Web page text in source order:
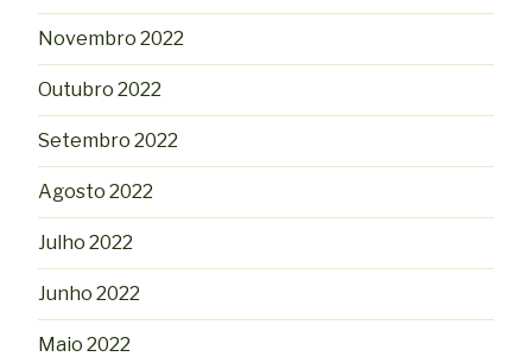
Novembro 2022
Outubro 2022
Setembro 2022
Agosto 2022
Julho 2022
Junho 2022
Maio 2022